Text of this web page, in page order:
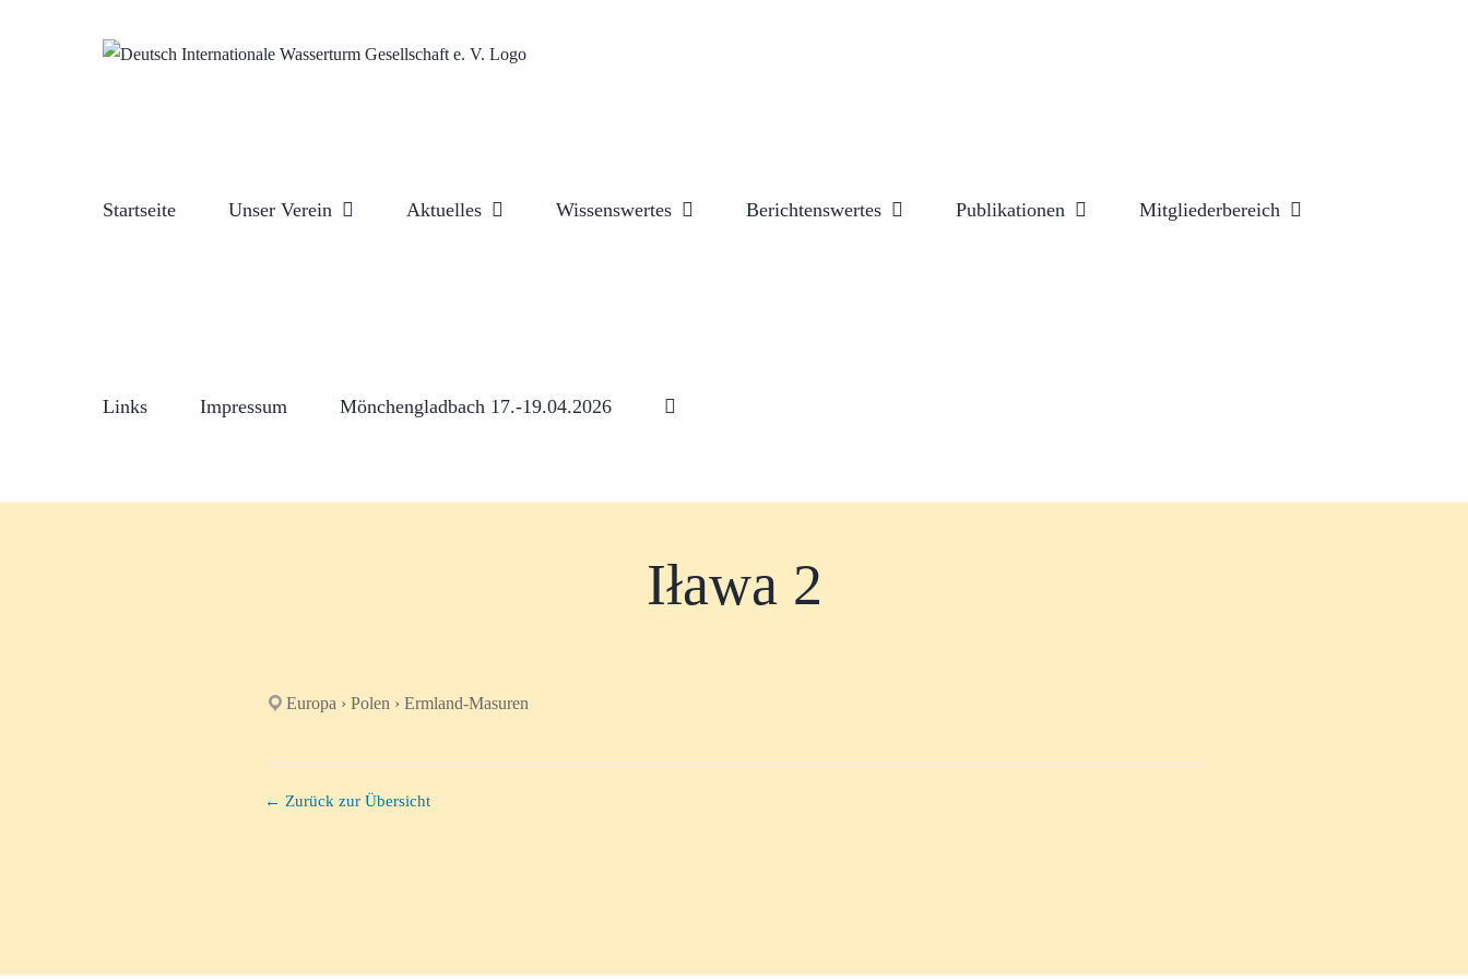
Startseite Unser Verein Aktuelles Wissenswertes Berichtenswertes Publikationen Mitgliederbereich
Links Impressum Mönchengladbach 17.-19.04.2026
Iława 2
Europa › Polen › Ermland-Masuren
← Zurück zur Übersicht